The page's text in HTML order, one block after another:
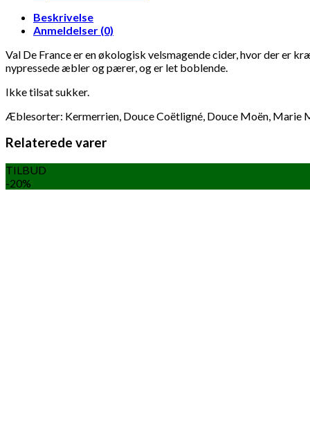
Beskrivelse
Anmeldelser (0)
Val De France er en økologisk velsmagende cider, hvor der er
nypressede æbler og pærer, og er let boblende.
Ikke tilsat sukker.
Æblesorter: Kermerrien, Douce Coëtligné, Douce Moën, Marie
Relaterede varer
TILBUD
-20%